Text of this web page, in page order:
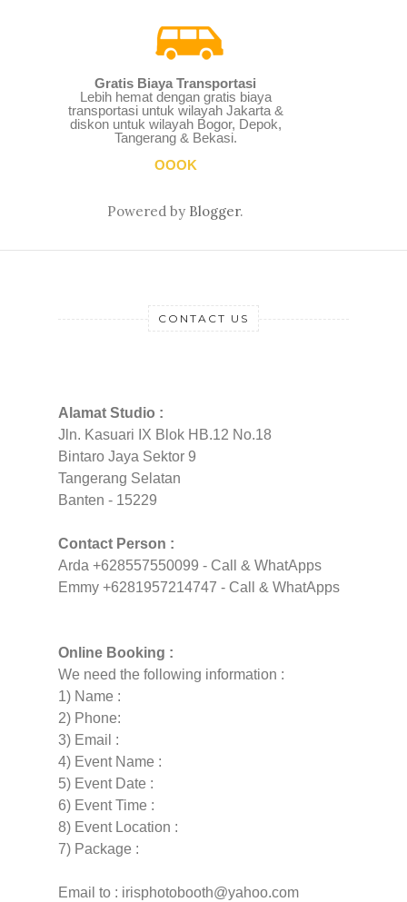
Gratis Biaya Transportasi
Lebih hemat dengan gratis biaya
transportasi untuk wilayah Jakarta &
diskon untuk wilayah Bogor, Depok,
Tangerang & Bekasi.
OOOK
Powered by Blogger.
CONTACT US
Alamat Studio :
Jln. Kasuari IX Blok HB.12 No.18
Bintaro Jaya Sektor 9
Tangerang Selatan
Banten - 15229
Contact Person :
Arda +628557550099 - Call & WhatApps
Emmy +6281957214747 - Call & WhatApps
Online Booking :
We need the following information :
1) Name :
2) Phone:
3) Email :
4) Event Name :
5) Event Date :
6) Event Time :
8) Event Location :
7) Package :
Email to : irisphotobooth@yahoo.com